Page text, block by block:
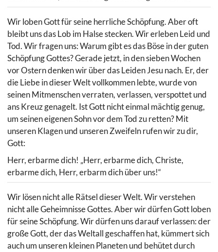
Wir loben Gott für seine herrliche Schöpfung. Aber oft
bleibt uns das Lob im Halse stecken. Wir erleben Leid und
Tod. Wir fragen uns: Warum gibt es das Böse in der guten
Schöpfung Gottes? Gerade jetzt, in den sieben Wochen
vor Ostern denken wir über das Leiden Jesu nach. Er, der
die Liebe in dieser Welt vollkommen lebte, wurde von
seinen Mitmenschen verraten, verlassen, verspottet und
ans Kreuz genagelt. Ist Gott nicht einmal mächtig genug,
um seinen eigenen Sohn vor dem Tod zu retten? Mit
unseren Klagen und unseren Zweifeln rufen wir zu dir,
Gott:
Herr, erbarme dich! „Herr, erbarme dich, Christe,
erbarme dich, Herr, erbarm dich über uns!“
Wir lösen nicht alle Rätsel dieser Welt. Wir verstehen
nicht alle Geheimnisse Gottes. Aber wir dürfen Gott loben
für seine Schöpfung. Wir dürfen uns darauf verlassen: der
große Gott, der das Weltall geschaffen hat, kümmert sich
auch um unseren kleinen Planeten und behütet durch